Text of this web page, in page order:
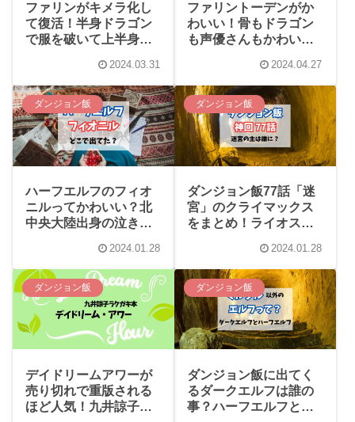
ファリンがキメラ化し
て復活！半身ドラゴン
で服を破いて上半身が
2024.03.31
ファリントーデンがか
わいい！骨もドラゴン
も声優さんもかわいい
2024.04.27
ダンジョン飯
ハーフエルフのフィオ
ニルってかわいい？北
中央大陸出身の泣き虫
2024.01.28
ダンジョン飯
ダンジョン飯77話「迷
宮」のクライマックス
をまとめ！ライオスの
2024.01.28
ダンジョン飯
デイドリームアワーが
売り切れで重版される
ほど人気！九井諒子先
ダンジョン飯
ダンジョン飯に出てく
るダークエルフは誰の
事？ハーフエルフとの